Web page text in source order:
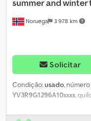
Noruega 3 978 km
summer and winter
Solicitar
Condição:usado,
YV3R9G1296A10xxxx,
, Por favor,
solicitar informações: